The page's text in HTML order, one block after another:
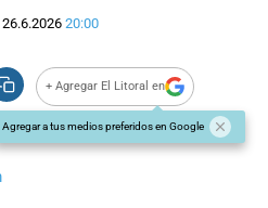
20:00
+ Agregar El Litoral en
Agregar a tus medios preferidos en Google